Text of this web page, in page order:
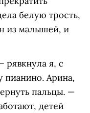
белую трость,
из малышей, и
я, с
пианино. Арина,
пальцы. —
детей